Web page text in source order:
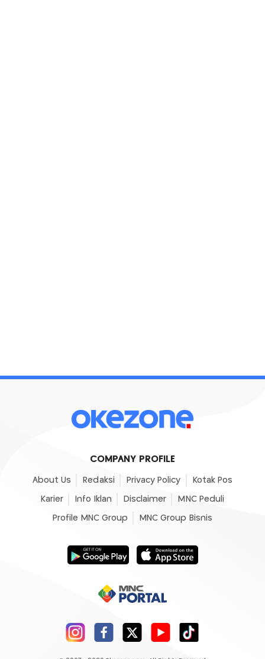
COMPANY PROFILE
About Us Redaksi Privacy Policy Kotak Pos
Karier Info Iklan Disclaimer MNC Peduli
Profile MNC Group MNC Group Bisnis